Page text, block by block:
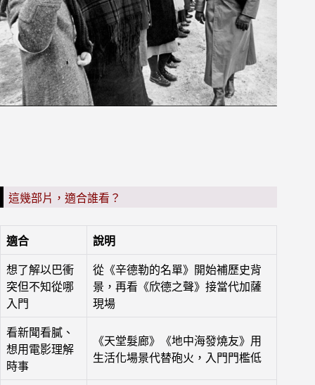
這幾部片，適合誰看？
適合 說明
想了解以巴衝
突但不知從哪
入門
從《辛德勒的名單》開始補歷史背
景，再看《欣德之聲》接當代加薩
現場
看新聞看膩、
想用電影理解
時事
《天堂髮廊》《地中海發燒友》用
生活化場景代替砲火，入門門檻低